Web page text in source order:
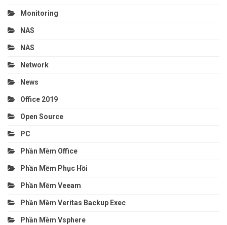
Monitoring
NAS
NAS
Network
News
Office 2019
Open Source
PC
Phần Mềm Office
Phần Mềm Phục Hồi
Phần Mềm Veeam
Phần Mềm Veritas Backup Exec
Phần Mềm Vsphere